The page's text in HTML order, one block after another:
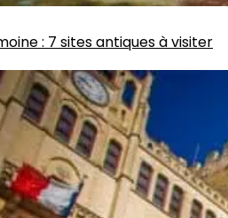
: 7 sites antiques à visiter